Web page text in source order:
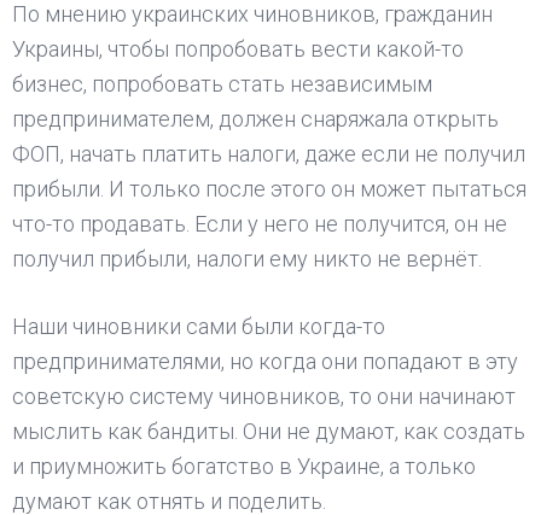
По мнению украинских чиновников, гражданин
Украины, чтобы попробовать вести какой-то
бизнес, попробовать стать независимым
предпринимателем, должен снаряжала открыть
ФОП, начать платить налоги, даже если не получил
прибыли. И только после этого он может пытаться
что-то продавать. Если у него не получится, он не
получил прибыли, налоги ему никто не вернёт.
Наши чиновники сами были когда-то
предпринимателями, но когда они попадают в эту
советскую систему чиновников, то они начинают
мыслить как бандиты. Они не думают, как создать
и приумножить богатство в Украине, а только
думают как отнять и поделить.